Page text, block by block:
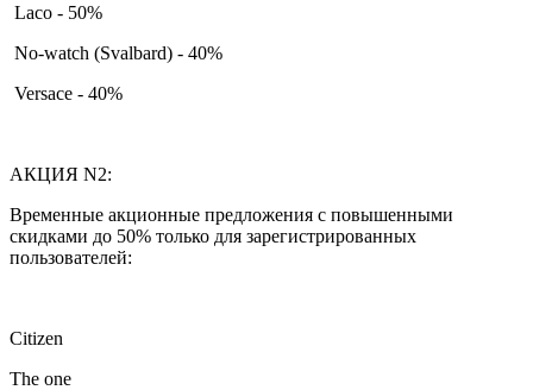
Laco - 50%
No-watch (Svalbard) - 40%
Versace - 40%
АКЦИЯ N2:
Временные акционные предложения с повышенными
скидками до 50% только для зарегистрированных
пользователей:
Citizen
The one